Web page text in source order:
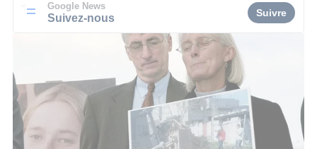
Google News
Suivez-nous Suivre